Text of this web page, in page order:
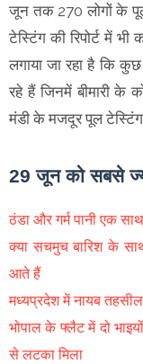
जून तक 270 लोगों के
टेस्टिंग की रिपोर्ट में
लगाया जा रहा है कि
रहे हैं जिनमें बीमारी के
मंडी के मजदूर पूल
29 जून को सबसे
ठंडा और गर्म पानी एक
क्या सचमुच बारिश के
आते हैं
मध्यप्रदेश में नायब
भोपाल के फ्लैट में दो
से लटका मिला